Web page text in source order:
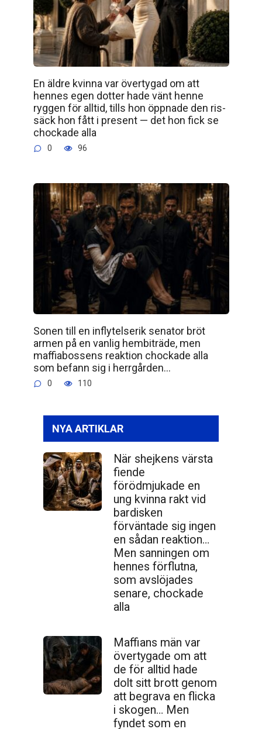
En äldre kvinna var övertygad om att
hennes egen dotter hade vänt henne
ryggen för alltid, tills hon öppnade den ris­
säck hon fått i present — det hon fick se
chockade alla
0 96
Sonen till en inflytelserik senator bröt
armen på en vanlig hembiträde, men
maffiabossens reaktion chockade alla
som befann sig i herrgården…
0 110
NYA ARTIKLAR
När shejkens värsta
fiende
förödmjukade en
ung kvinna rakt vid
bardisken
förväntade sig ingen
en sådan reaktion…
Men sanningen om
hennes förflutna,
som avslöjades
senare, chockade
alla
Maffians män var
övertygade om att
de för alltid hade
dolt sitt brott genom
att begrava en flicka
i skogen… Men
fyndet som en